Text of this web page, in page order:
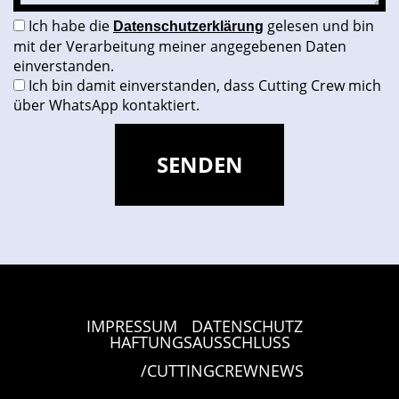
Ich habe die Datenschutzerklärung gelesen und bin
mit der Verarbeitung meiner angegebenen Daten
einverstanden.
Ich bin damit einverstanden, dass Cutting Crew mich
über WhatsApp kontaktiert.
IMPRESSUM DATENSCHUTZ|
HAFTUNGSAUSSCHLUSS
/CUTTINGCREWNEWS